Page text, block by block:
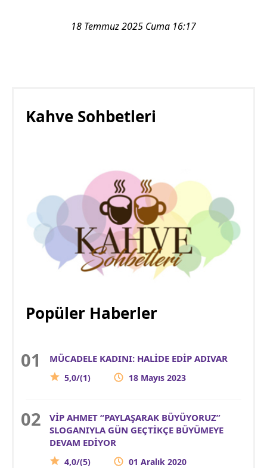
18 Temmuz 2025 Cuma 16:17
Kahve Sohbetleri
Popüler Haberler
MÜCADELE KADINI: HALİDE EDİP ADIVAR
5,0/(1) 18 Mayıs 2023
VİP AHMET “PAYLAŞARAK BÜYÜYORUZ”
SLOGANIYLA GÜN GEÇTİKÇE BÜYÜMEYE
DEVAM EDİYOR
4,0/(5) 01 Aralık 2020